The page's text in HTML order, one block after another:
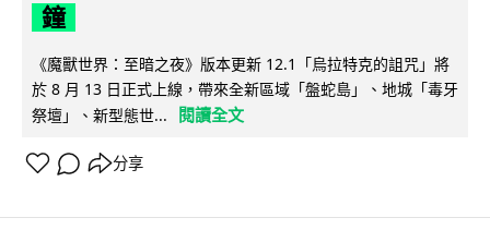
鐘
《魔獸世界：至暗之夜》版本更新 12.1「烏拉特克的詛咒」將
於 8 月 13 日正式上線，帶來全新區域「盤蛇島」、地城「毒牙
祭壇」、新型態世...
閱讀全文
分享